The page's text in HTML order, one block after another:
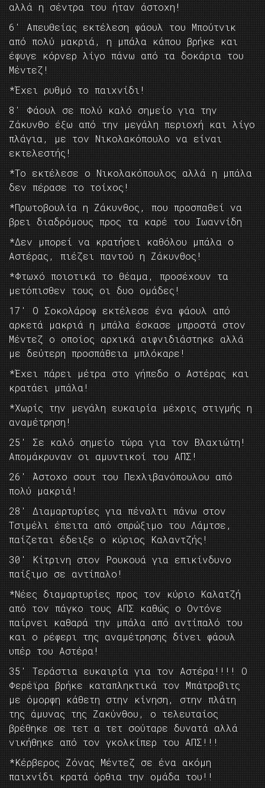
αλλά η σέντρα του ήταν άστοχη!
6′ Απευθείας εκτέλεση φάουλ του Μπούτνικ
από πολύ μακριά, η μπάλα κάπου βρήκε και
έφυγε κόρνερ λίγο πάνω από τα δοκάρια του
Μέντεζ!
*Έχει ρυθμό το παιχνίδι!
8′ Φάουλ σε πολύ καλό σημείο για την
Ζάκυνθο έξω από την μεγάλη περιοχή και λίγο
πλάγια, με τον Νικολακόπουλο να είναι
εκτελεστής!
*Το εκτέλεσε ο Νικολακόπουλος αλλά η μπάλα
δεν πέρασε το τοίχος!
*Πρωτοβουλία η Ζάκυνθος, που προσπαθεί να
βρει διαδρόμους προς τα καρέ του Ιωαννίδη
*Δεν μπορεί να κρατήσει καθόλου μπάλα ο
Αστέρας, πιέζει παντού η Ζάκυνθος!
*Φτωχό ποιοτικά το θέαμα, προσέχουν τα
μετόπισθεν τους οι δυο ομάδες!
17′ Ο Σοκολάροφ εκτέλεσε ένα φάουλ από
αρκετά μακριά η μπάλα έσκασε μπροστά στον
Μέντεζ ο οποίος αρχικά αιφνιδιάστηκε αλλά
με δεύτερη προσπάθεια μπλόκαρε!
*Έχει πάρει μέτρα στο γήπεδο ο Αστέρας και
κρατάει μπάλα!
*Χωρίς την μεγάλη ευκαιρία μέχρις στιγμής η
αναμέτρηση!
25′ Σε καλό σημείο τώρα για τον Βλαχιώτη!
Απομάκρυναν οι αμυντικοί του ΑΠΣ!
26′ Άστοχο σουτ του Πεχλιβανόπουλου από
πολύ μακριά!
28′ Διαμαρτυρίες για πέναλτι πάνω στον
Τσιμέλι έπειτα από σπρώξιμο του Λάμτσε,
παίζεται έδειξε ο κύριος Καλαντζής!
30′ Κίτρινη στον Ρουκουά για επικίνδυνο
παίξιμο σε αντίπαλο!
*Νέες διαμαρτυρίες προς τον κύριο Καλατζή
από τον πάγκο τους ΑΠΣ καθώς ο Οντόνε
παίρνει καθαρά την μπάλα από αντίπαλό του
και ο ρέφερι της αναμέτρησης δίνει φάουλ
υπέρ του Αστέρα!
35′ Τεράστια ευκαιρία για τον Αστέρα!!!! Ο
Φερέϊρα βρήκε καταπληκτικά τον Μπάτροβιτς
με όμορφη κάθετη στην κίνηση, στην πλάτη
της άμυνας της Ζακύνθου, ο τελευταίος
βρέθηκε σε τετ α τετ σούταρε δυνατά αλλά
νικήθηκε από τον γκολκίπερ του ΑΠΣ!!!
*Κέρβερος Ζόνας Μέντεζ σε ένα ακόμη
παιχνίδι κρατά όρθια την ομάδα του!!